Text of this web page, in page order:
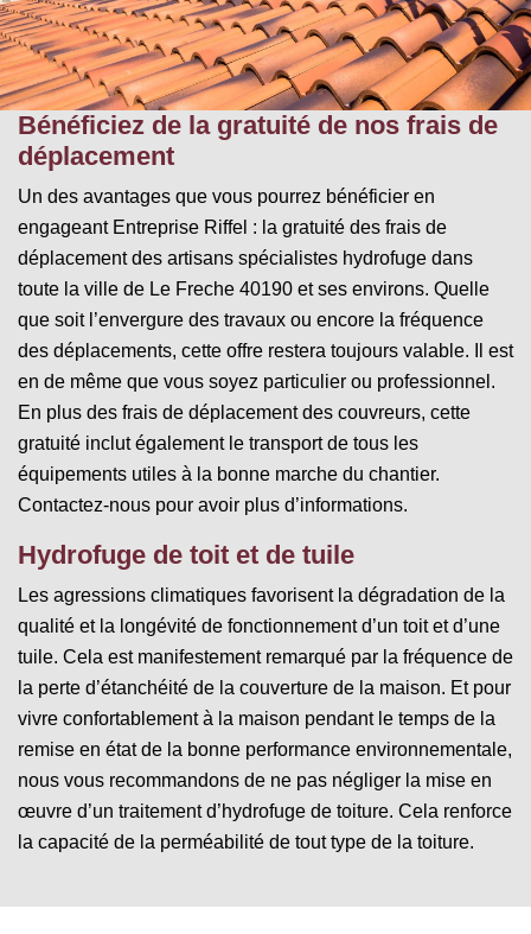
Bénéficiez de la gratuité de nos frais de
déplacement
Un des avantages que vous pourrez bénéficier en
engageant Entreprise Riffel : la gratuité des frais de
déplacement des artisans spécialistes hydrofuge dans
toute la ville de Le Freche 40190 et ses environs. Quelle
que soit l’envergure des travaux ou encore la fréquence
des déplacements, cette offre restera toujours valable. Il est
en de même que vous soyez particulier ou professionnel.
En plus des frais de déplacement des couvreurs, cette
gratuité inclut également le transport de tous les
équipements utiles à la bonne marche du chantier.
Contactez-nous pour avoir plus d’informations.
Hydrofuge de toit et de tuile
Les agressions climatiques favorisent la dégradation de la
qualité et la longévité de fonctionnement d’un toit et d’une
tuile. Cela est manifestement remarqué par la fréquence de
la perte d’étanchéité de la couverture de la maison. Et pour
vivre confortablement à la maison pendant le temps de la
remise en état de la bonne performance environnementale,
nous vous recommandons de ne pas négliger la mise en
œuvre d’un traitement d’hydrofuge de toiture. Cela renforce
la capacité de la perméabilité de tout type de la toiture.